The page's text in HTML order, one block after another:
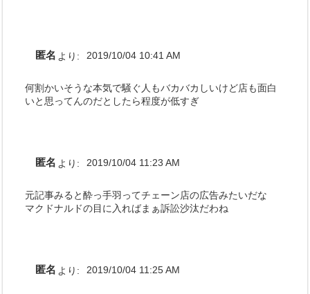
匿名 より: 2019/10/04 10:41 AM
何割かいそうな本気で騒ぐ人もバカバカしいけど店も面白
いと思ってんのだとしたら程度が低すぎ
匿名 より: 2019/10/04 11:23 AM
元記事みると酔っ手羽ってチェーン店の広告みたいだな
マクドナルドの目に入ればまぁ訴訟沙汰だわね
匿名 より: 2019/10/04 11:25 AM